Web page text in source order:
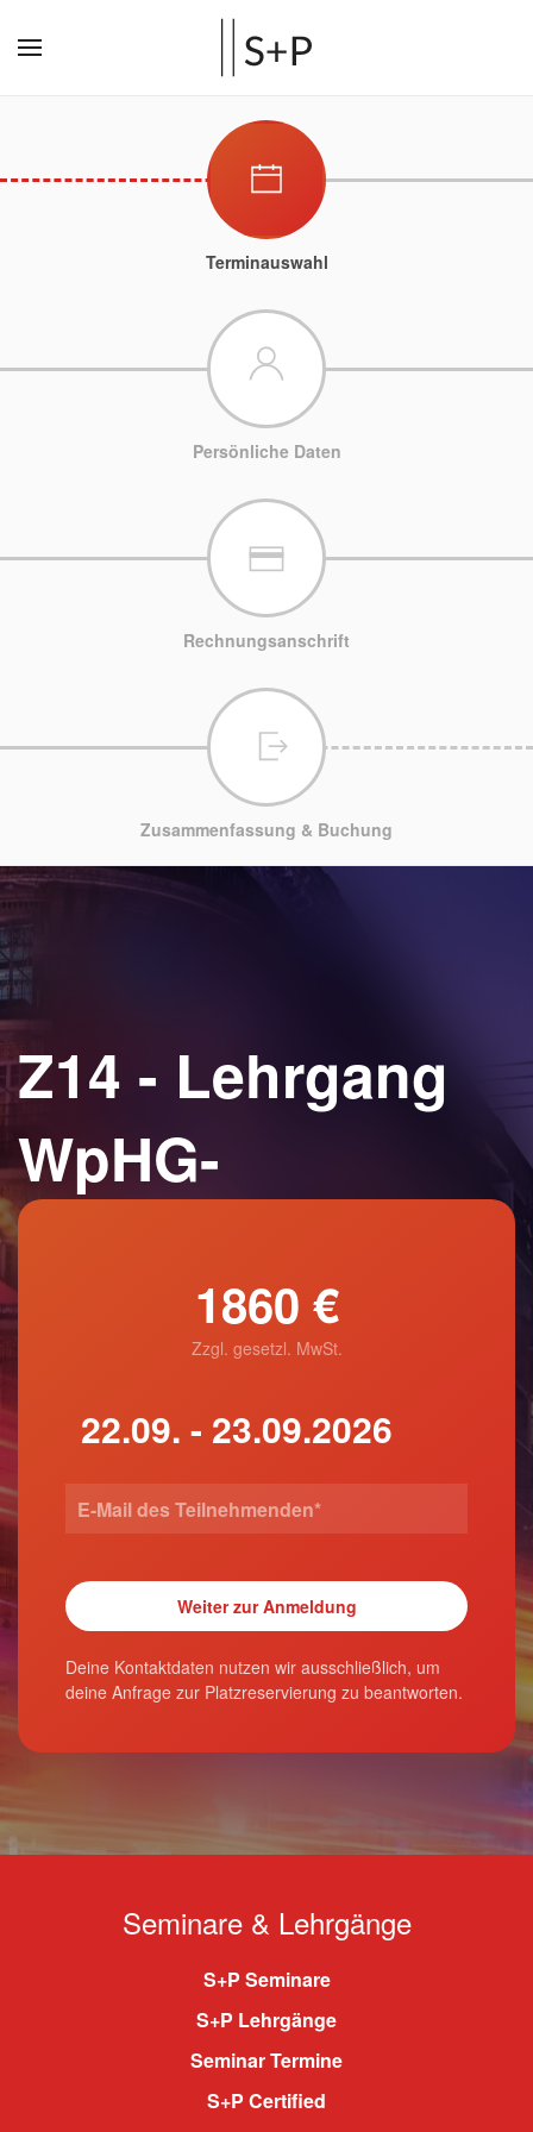
Terminauswahl
Persönliche Daten
Rechnungsanschrift
Zusammenfassung & Buchung
Z14 - Lehrgang
WpHG-
1860 €
Zzgl. gesetzl. MwSt.
Deine Kontaktdaten nutzen wir ausschließlich, um
deine Anfrage zur Platzreservierung zu beantworten.
Seminare & Lehrgänge
S+P Seminare
S+P Lehrgänge
Seminar Termine
S+P Certified